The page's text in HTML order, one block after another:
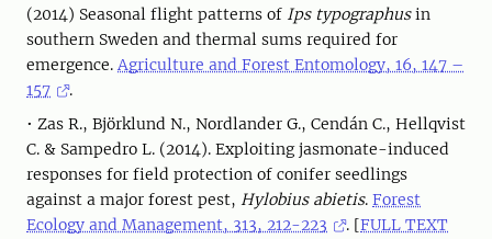
(2014) Seasonal flight patterns of Ips typographusin
southern Sweden and thermal sums required for
emergence. Agriculture and Forest Entomology, 16, 147 –
157
.
• Zas R., Björklund N., Nordlander G., Cendán C., Hellqvist
C. & Sampedro L. (2014). Exploiting jasmonate-induced
responses for field protection of conifer seedlings
against a major forest pest, Hylobius abietis. Forest
Ecology and Management, 313, 212-223
. [FULL TEXT